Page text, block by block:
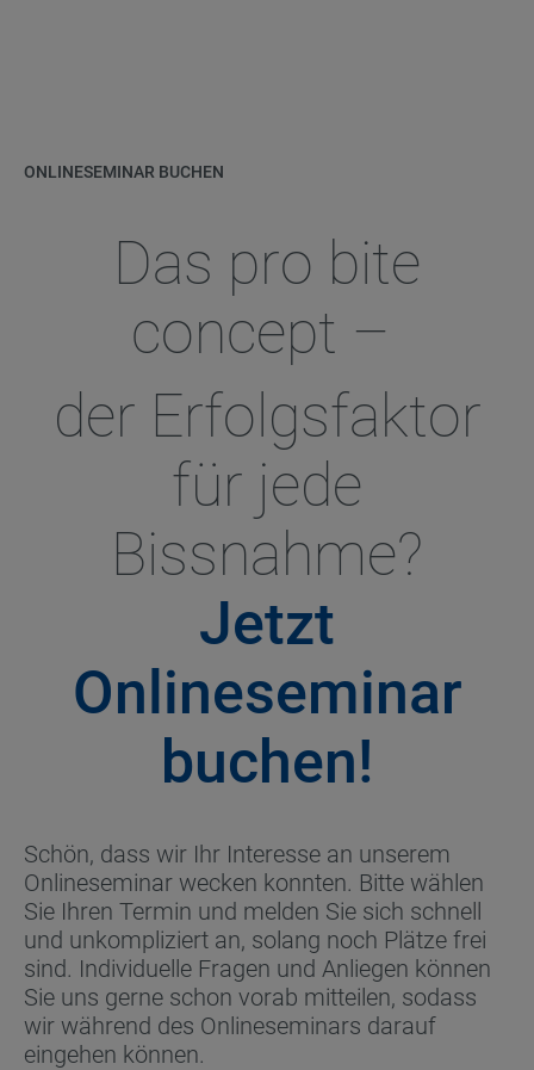
ONLINESEMINAR BUCHEN
Das pro bite
concept –
der Erfolgsfaktor
für jede
Bissnahme?
Jetzt
Onlineseminar
buchen!
Schön, dass wir Ihr Interesse an unserem
Onlineseminar wecken konnten. Bitte wählen
Sie Ihren Termin und melden Sie sich schnell
und unkompliziert an, solang noch Plätze frei
sind. Individuelle Fragen und Anliegen können
Sie uns gerne schon vorab mitteilen, sodass
wir während des Onlineseminars darauf
eingehen können.